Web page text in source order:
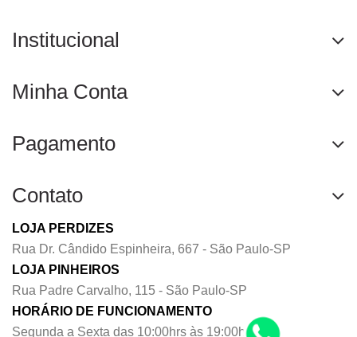
Institucional
Minha Conta
Pagamento
Contato
LOJA PERDIZES
Rua Dr. Cândido Espinheira, 667 - São Paulo-SP
LOJA PINHEIROS
Rua Padre Carvalho, 115 - São Paulo-SP
HORÁRIO DE FUNCIONAMENTO
Segunda a Sexta das 10:00hrs às 19:00hrs